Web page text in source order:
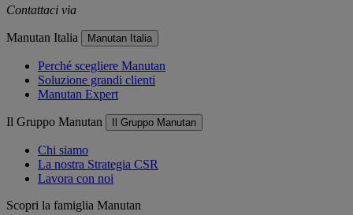
Contattaci via
Manutan Italia Manutan Italia
Perché scegliere Manutan
Soluzione grandi clienti
Manutan Expert
Il Gruppo Manutan Il Gruppo Manutan
Chi siamo
La nostra Strategia CSR
Lavora con noi
Scopri la famiglia Manutan